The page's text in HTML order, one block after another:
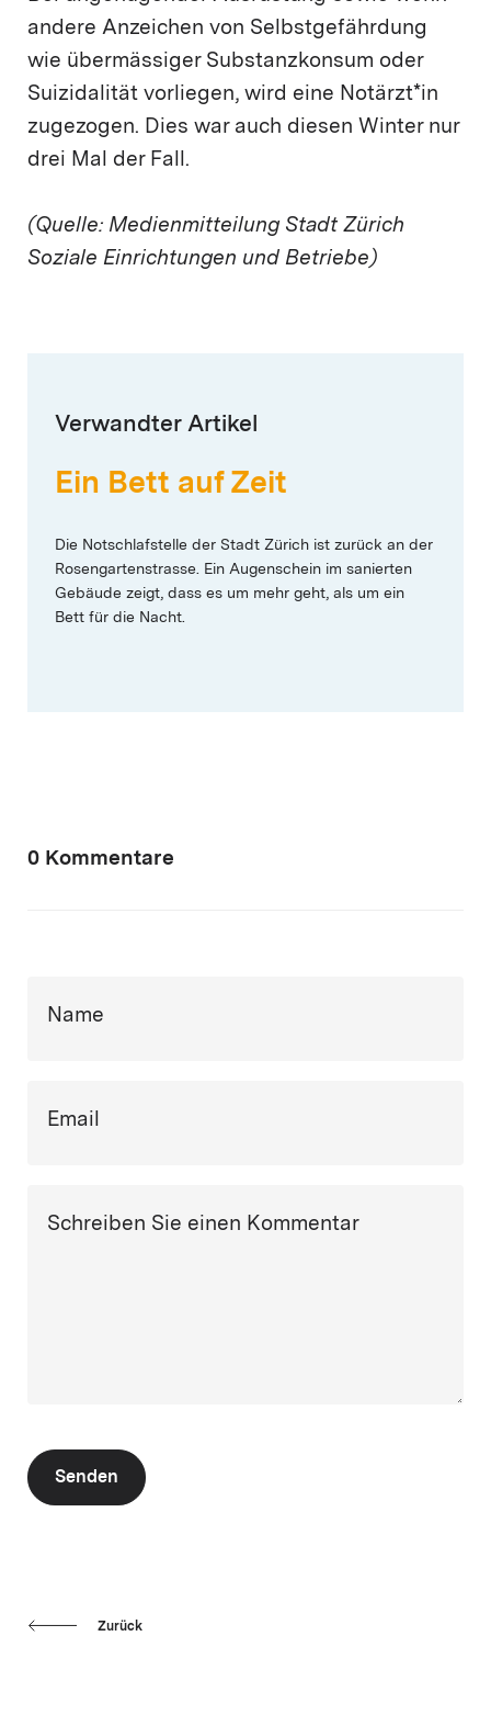
andere Anzeichen von Selbstgefährdung
wie übermässiger Substanzkonsum oder
Suizidalität vorliegen, wird eine Notärzt*in
zugezogen. Dies war auch diesen Winter nur
drei Mal der Fall.
(Quelle: Medienmitteilung Stadt Zürich
Soziale Einrichtungen und Betriebe)
Verwandter Artikel
Ein Bett auf Zeit
Die Notschlafstelle der Stadt Zürich ist zurück an der
Rosengartenstrasse. Ein Augenschein im sanierten
Gebäude zeigt, dass es um mehr geht, als um ein
Bett für die Nacht.
0 Kommentare
Name
Email
Schreiben Sie einen Kommentar
Senden
Zurück